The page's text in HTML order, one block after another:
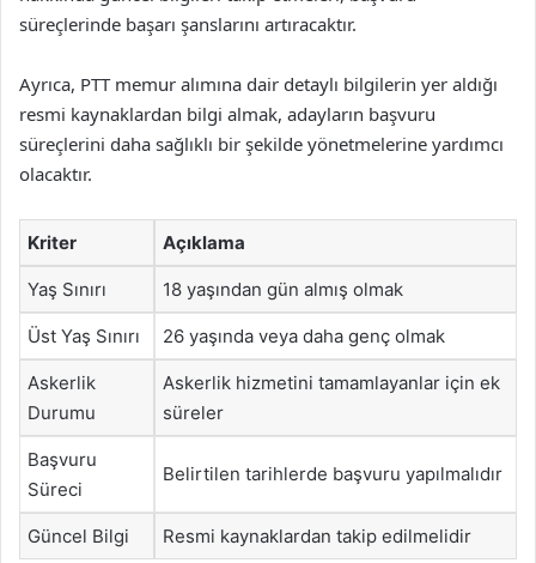
süreçlerinde başarı şanslarını artıracaktır.
Ayrıca, PTT memur alımına dair detaylı bilgilerin yer aldığı
resmi kaynaklardan bilgi almak, adayların başvuru
süreçlerini daha sağlıklı bir şekilde yönetmelerine yardımcı
olacaktır.
Kriter Açıklama
Yaş Sınırı 18 yaşından gün almış olmak
Üst Yaş Sınırı 26 yaşında veya daha genç olmak
Askerlik
Durumu
Askerlik hizmetini tamamlayanlar için ek
süreler
Başvuru
Süreci
Belirtilen tarihlerde başvuru yapılmalıdır
Güncel Bilgi Resmi kaynaklardan takip edilmelidir